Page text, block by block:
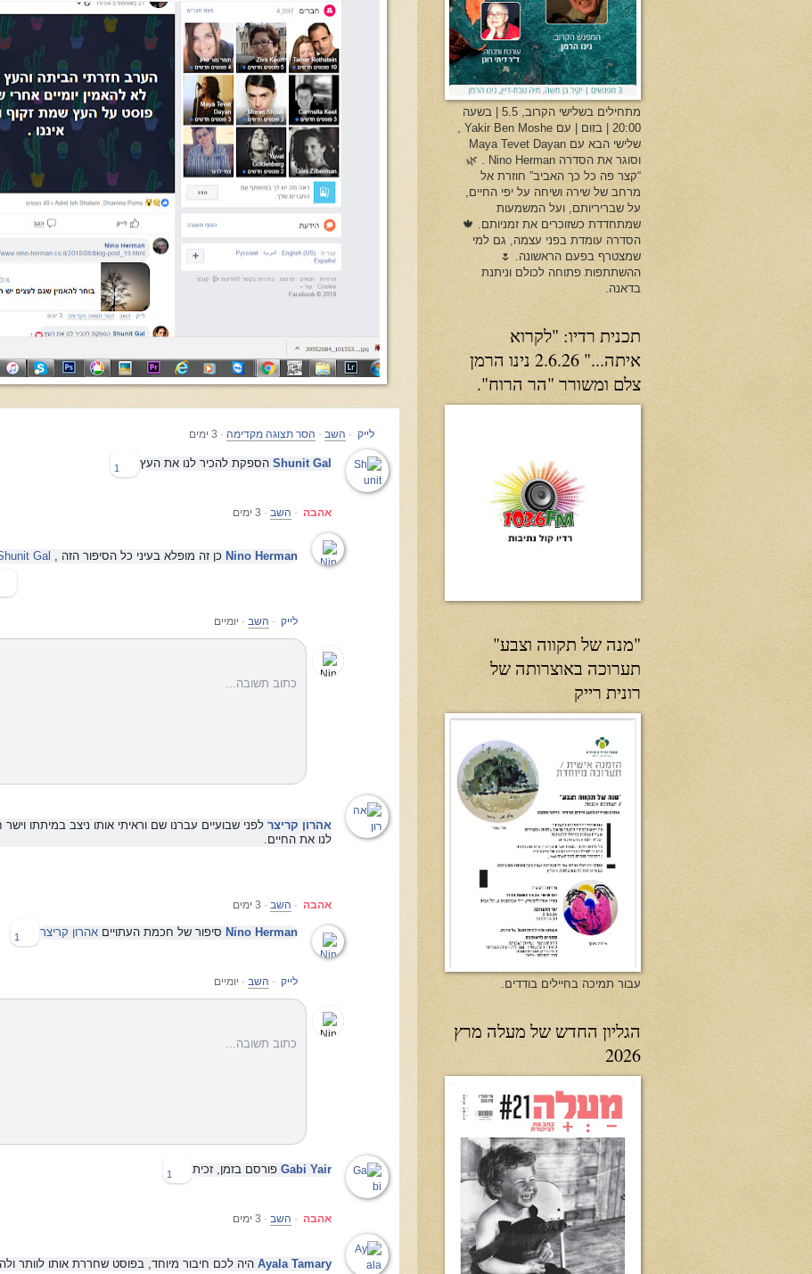
לייק · השב · הסר תצוגה מקדימה · 3 ימים
Shunit Gal הספקת להכיר לנו את העץ 1
אהבה · השב · 3 ימים
Nino Herman כן זה מופלא בעיני כל הסיפור הזה , Gal
לייק · השב · יומיים
כתוב תשובה...
אהרון קריצר לפני שבועיים עברנו שם וראיתי אותו ניצב במיתתו וישר
לנו את החיים.
אהבה · השב · 3 ימים
Nino Herman סיפור של חכמת העתויים אהרון קריצר 1
לייק · השב · יומיים
כתוב תשובה...
Gabi Yair פורסם בזמן, זכית 1
אהבה · השב · 3 ימים
Ayala Tamary היה לכם חיבור מיוחד, בפוסט שחררת אותו לוותר
מתחילים בשלישי הקרוב, 5.5 | בשעה
20:00 | בזום | עם Yakir Ben Moshe ,
שלישי הבא עם Maya Tevet Dayan
וסוגר את הסדרה Nino Herman . 🌿
“קצר פה כל כך האביב” חוזרת אל
מרחב של שירה ושיחה על יפי החיים,
על שבריריותם, ועל המשמעות
שמתחדדת כשזוכרים את זמניותם. 🍁
הסדרה עומדת בפני עצמה, גם למי
שמצטרף בפעם הראשונה. 🌷
ההשתתפות פתוחה לכולם וניתנת
בדאנה.
תכנית רדיו: "לקרוא
איתה..." 2.6.26 נינו הרמן
צלם ומשורר "הר הרוח".
"מנה של תקווה וצבע"
תערוכה באוצרותה של
רונית רייק
עבור תמיכה בחיילים בודדים.
הגליון החדש של מעלה מרץ
2026